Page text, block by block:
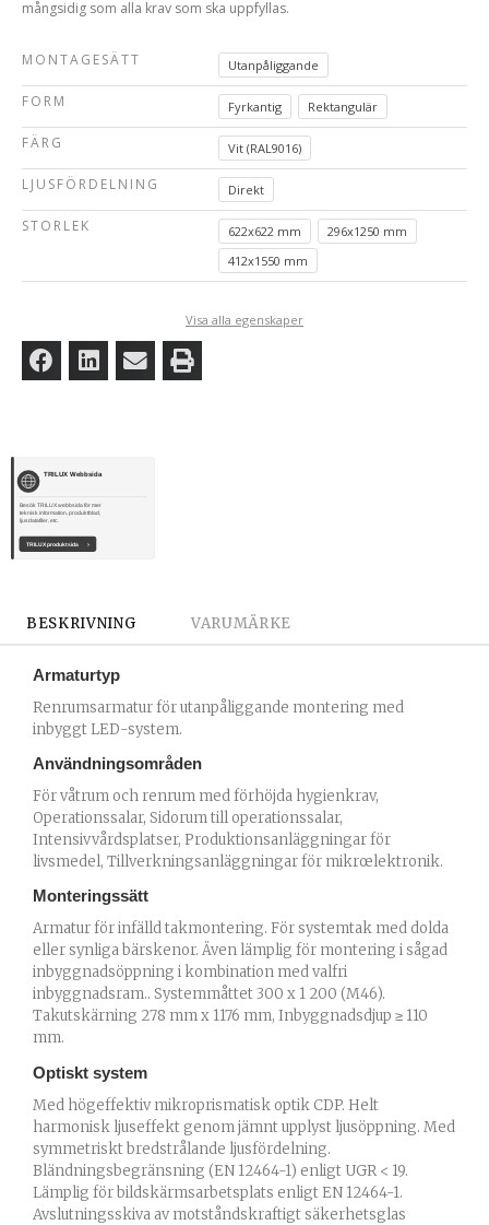
mångsidig som alla krav som ska uppfyllas.
MONTAGESÄTT Utanpåliggande
FORM Fyrkantig Rektangulär
FÄRG Vit (RAL9016)
LJUSFÖRDELNING Direkt
STORLEK 622x622 mm
296x1250 mm
412x1550 mm
Visa alla egenskaper
TRILUX Webbsida
Besök TRILUX webbsida för mer
teknisk information, produktblad,
ljusdatafiler, etc.
›
TRILUX produktsida
BESKRIVNING VARUMÄRKE
Armaturtyp
Renrumsarmatur för utanpåliggande montering med
inbyggt LED-system.
Användningsområden
För våtrum och renrum med förhöjda hygienkrav,
Operationssalar, Sidorum till operationssalar,
Intensivvårdsplatser, Produktionsanläggningar för
livsmedel, Tillverkningsanläggningar för mikrœlektronik.
Monteringssätt
Armatur för infälld takmontering. För systemtak med dolda
eller synliga bärskenor. Även lämplig för montering i sågad
inbyggnadsöppning i kombination med valfri
inbyggnadsram.. Systemmåttet 300 x 1 200 (M46).
Takutskärning 278 mm x 1176 mm, Inbyggnadsdjup ≥ 110
mm.
Optiskt system
Med högeffektiv mikroprismatisk optik CDP. Helt
harmonisk ljuseffekt genom jämnt upplyst ljusöppning. Med
symmetriskt bredstrålande ljusfördelning.
Bländningsbegränsning (EN 12464-1) enligt UGR < 19.
Lämplig för bildskärmsarbetsplats enligt EN 12464-1.
Avslutningsskiva av motståndskraftigt säkerhetsglas